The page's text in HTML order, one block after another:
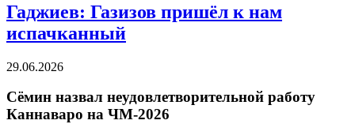
Гаджиев: Газизов пришёл к нам
испачканный
29.06.2026
Сёмин назвал неудовлетворительной работу
Каннаваро на ЧМ-2026